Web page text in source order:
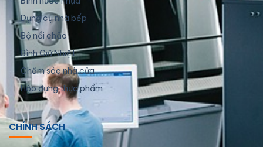
Dụng cụ nhà bếp
Bộ nồi chảo
Bình Giữ Nhiệt
Chăm sóc nhà cửa
Hộp đựng thực phẩm
CHÍNH SÁCH